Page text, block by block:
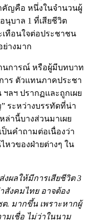
คัญคือ หนึ่งในจำนวนผู้
นุบาล 1 ที่เสียชีวิต
ทือนใจต่อประชาชน
างมาก
นการณ์ หรือผู้มีบทบาท
าร ตัวแทนภาคประชา
ลฯ ปรากฏและถูกเผย
ระหว่างบรรทัดที่น่า
ล่านี้บางส่วนมาเผย
นคำถามต่อเนื่องว่า
หวของฝ่ายต่างๆ ใน
ผลให้มีการเสียชีวิต 3
สังคมไทย อาจต้อง
. มากขึ้น เพราะหากผู้
มเชื่อ ไม่ว่าในนาม